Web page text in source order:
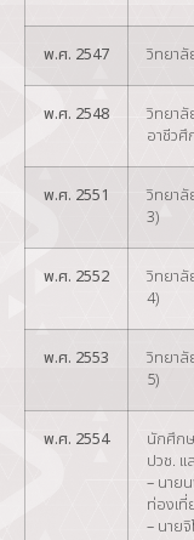
พ.ศ. 2547 วิทยาลั
พ.ศ. 2548
วิทยาลั
อาชีว
พ.ศ. 2551
วิทยาลั
3)
พ.ศ. 2552
วิทยาลั
4)
พ.ศ. 2553
วิทยาลั
5)
พ.ศ. 2554
นักศึกษ
ปวช. แ
– นาย
ท่องเที่
– นาย